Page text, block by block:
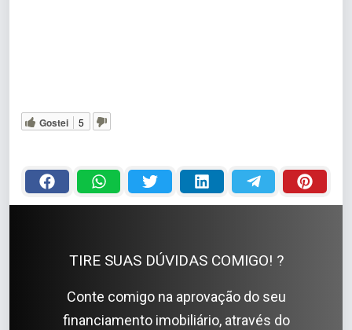
Gostei 5
TIRE SUAS DÚVIDAS COMIGO! ?
Conte comigo na aprovação do seu
financiamento imobiliário, através do